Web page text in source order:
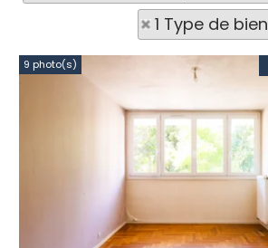
1 Type de bien
9 photo(s)